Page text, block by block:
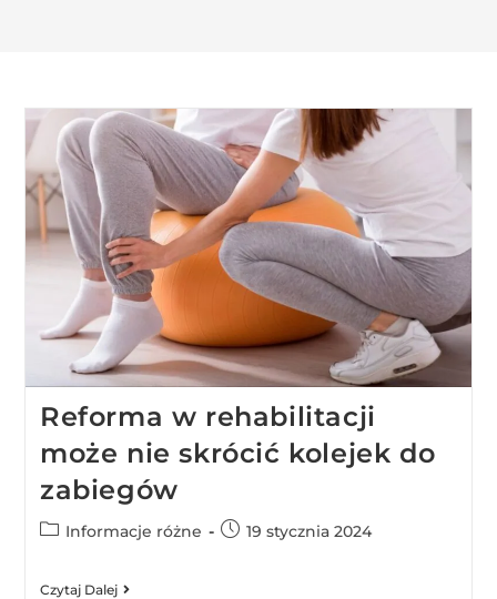
Reforma w rehabilitacji
może nie skrócić kolejek do
zabiegów
Informacje różne 19 stycznia 2024
Czytaj Dalej